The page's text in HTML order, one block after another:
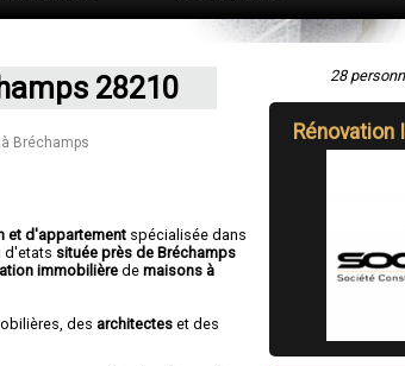
28210
Bréchamps
et d'appartement spécialisée dans
d'etats située près de Bréchamps
immobilièredemaisons à
des architectes et des
28